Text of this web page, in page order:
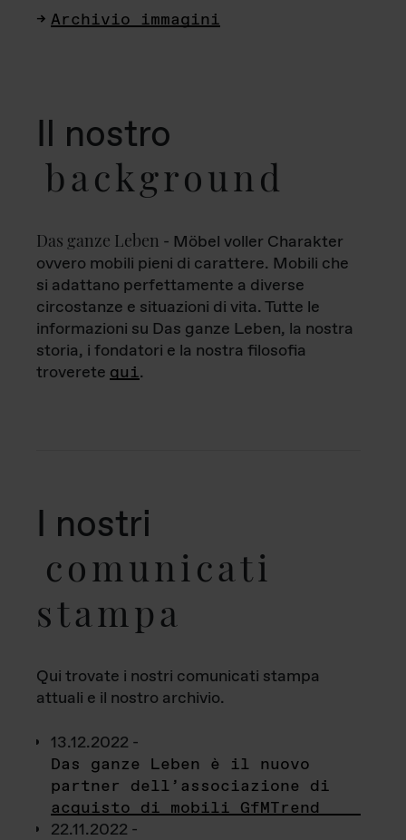
Archivio immagini
Il nostro
background
Das ganze Leben - Möbel voller Charakter
ovvero mobili pieni di carattere. Mobili che
si adattano perfettamente a diverse
circostanze e situazioni di vita. Tutte le
informazioni su Das ganze Leben, la nostra
storia, i fondatori e la nostra filosofia
troverete qui.
I nostri
comunicati
stampa
Qui trovate i nostri comunicati stampa
attuali e il nostro archivio.
13.12.2022 -
Das ganze Leben è il nuovo
partner dell’associazione di
acquisto di mobili GfMTrend
22.11.2022 -